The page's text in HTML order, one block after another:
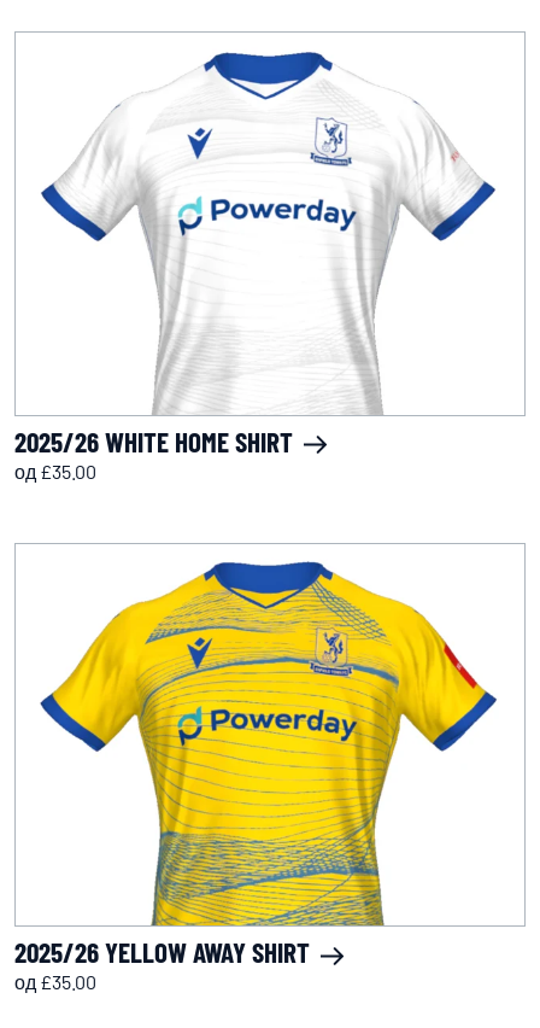
2025/26 WHITE HOME SHIRT
од £35.00
2025/26 YELLOW AWAY SHIRT
од £35.00